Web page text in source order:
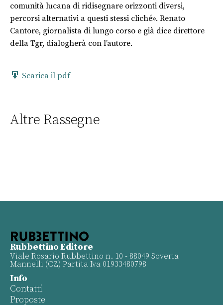
comunità lucana di ridisegnare orizzonti diversi,
percorsi alternativi a questi stessi cliché». Renato
Cantore, giornalista di lungo corso e già dice direttore
della Tgr, dialogherà con l’autore.
Scarica il pdf
Altre Rassegne
Rubbettino Editore
Viale Rosario Rubbettino n. 10 - 88049 Soveria
Mannelli (CZ) Partita Iva 01933480798
Info
Contatti
Proposte